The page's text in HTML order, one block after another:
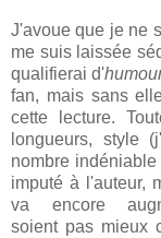
J'avoue que je ne
me suis laissée
qualifierai d'
fan, mais sans
cette lecture.
longueurs, style
nombre
imputé à l'auteur,
va encore
soient pas mieux